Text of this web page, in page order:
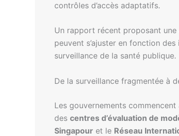
contrôles d’accès adaptatifs.
Un rapport récent proposant une
peuvent s’ajuster en fonction
surveillance de la santé publique.
De la surveillance fragmentée à
Les gouvernements
des centres d’évaluation de
Singapour et le Réseau